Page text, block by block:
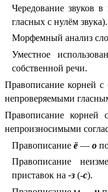
Чередование звуков
гласных с нулём звука).
Морфемный анализ
Уместное
собственной речи.
Правописание корней
непроверяемыми
Правописание корней
непроизносимыми
Правописаниеё —о
Правописание
приставок на-з (-с).